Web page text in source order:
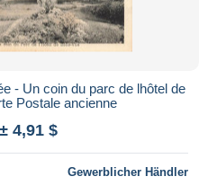
- Un coin du parc de lhôtel de
Postale ancienne
± 4,91 $
Gewerblicher Händler